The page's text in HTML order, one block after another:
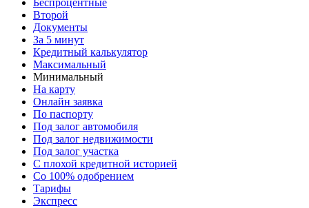
Беспроцентные
Второй
Документы
За 5 минут
Кредитный калькулятор
Максимальный
Минимальный
На карту
Онлайн заявка
По паспорту
Под залог автомобиля
Под залог недвижимости
Под залог участка
С плохой кредитной историей
Со 100% одобрением
Тарифы
Экспресс